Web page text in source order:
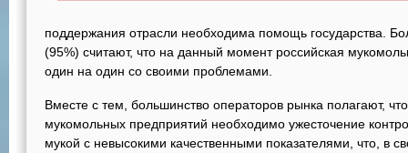
поддержания отрасли необходима помощь государства.
(95%) считают, что на данный момент российская
один на один со своими проблемами.
Вместе с тем, большинство операторов рынка полагают,
мукомольных предприятий необходимо ужесточение
мукой с невысокими качественными показателями, что, в